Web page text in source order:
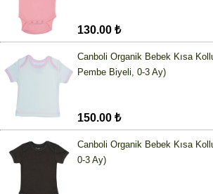
130.00 ₺
Canboli Organik Bebek Kısa
Pembe Biyeli, 0-3 Ay)
150.00 ₺
Canboli Organik Bebek Kısa
0-3 Ay)